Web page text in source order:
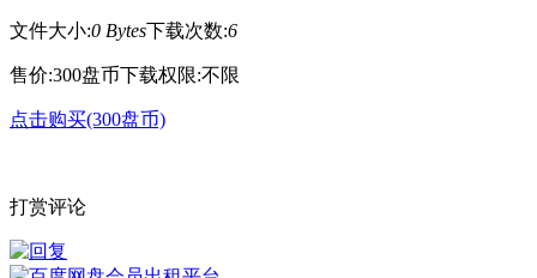
文件大小:0 Bytes下载次数:6
售价:300盘币下载权限:不限
点击购买(300盘币)
打赏评论